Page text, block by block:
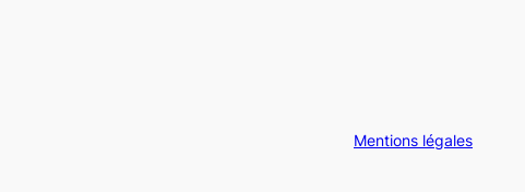
Mentions légales